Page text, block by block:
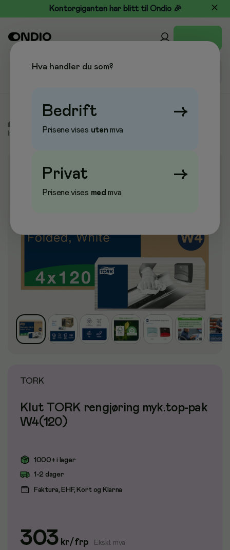
Kontorgiganten har blitt til Ondio 🎉
Industritørk /Industritørk Kluter
TORK
Klut TORK rengjøring myk.top-pak
W4(120)
1000+ i lager
1-2 dager
Faktura, EHF, Kort og Klarna
303 kr/frp Ekskl. mva
Hva handler du som?
Bedrift →
Prisene vises uten mva
Privat →
Prisene vises med mva